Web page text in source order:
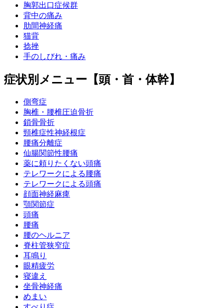
胸郭出口症候群
背中の痛み
肋間神経痛
猫背
捻挫
手のしびれ・痛み
症状別メニュー【頭・首・体幹】
側弯症
胸椎・腰椎圧迫骨折
鎖骨骨折
頸椎症性神経根症
腰痛分離症
仙腸関節性腰痛
薬に頼りたくない頭痛
テレワークによる腰痛
テレワークによる頭痛
顔面神経麻痺
顎関節症
頭痛
腰痛
腰のヘルニア
脊柱管狭窄症
耳鳴り
眼精疲労
寝違え
坐骨神経痛
めまい